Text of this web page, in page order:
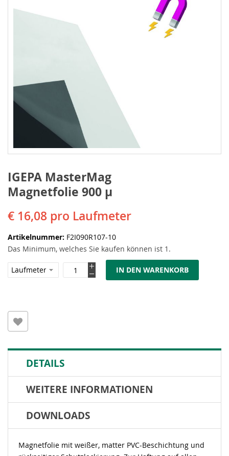
IGEPA MasterMag
Magnetfolie 900 µ
€ 16,08 pro Laufmeter
Artikelnummer F2I090R107-10
Das Minimum, welches Sie kaufen können ist 1.
IN DEN WARENKORB
DETAILS
WEITERE INFORMATIONEN
DOWNLOADS
Magnetfolie mit weißer, matter PVC-Beschichtung und